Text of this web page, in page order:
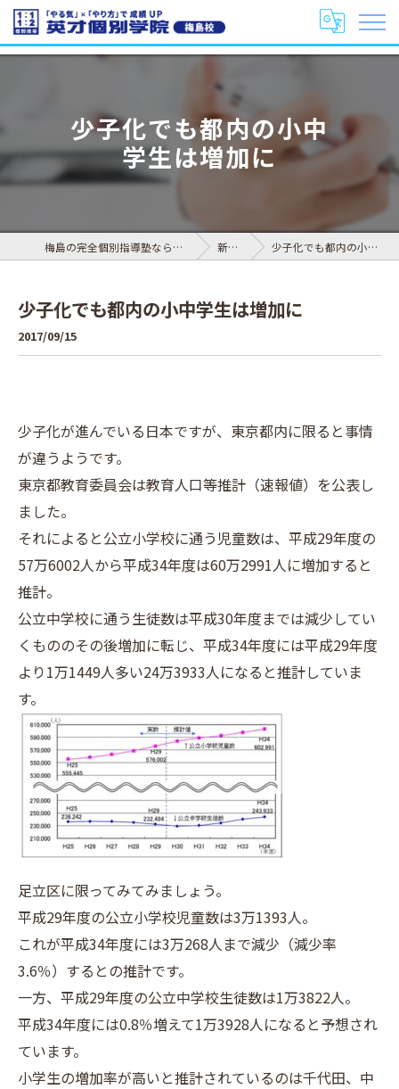
少子化でも都内の小中
学生は増加に
梅島の完全個別指導塾なら英才個別学院 梅島校 新着情報 少子化でも都内の小中学生は増加に
少子化でも都内の小中学生は増加に
2017/09/15
少子化が進んでいる日本ですが、東京都内に限ると事情
が違うようです。
東京都教育委員会は教育人口等推計（速報値）を公表し
ました。
それによると公立小学校に通う児童数は、平成29年度の
57万6002人から平成34年度は60万2991人に増加すると
推計。
公立中学校に通う生徒数は平成30年度までは減少してい
くもののその後増加に転じ、平成34年度には平成29年度
より1万1449人多い24万3933人になると推計していま
す。
足立区に限ってみてみましょう。
平成29年度の公立小学校児童数は3万1393人。
これが平成34年度には3万268人まで減少（減少率
3.6％）するとの推計です。
一方、平成29年度の公立中学校生徒数は1万3822人。
平成34年度には0.8％増えて1万3928人になると予想され
ています。
小学生の増加率が高いと推計されているのは千代田、中